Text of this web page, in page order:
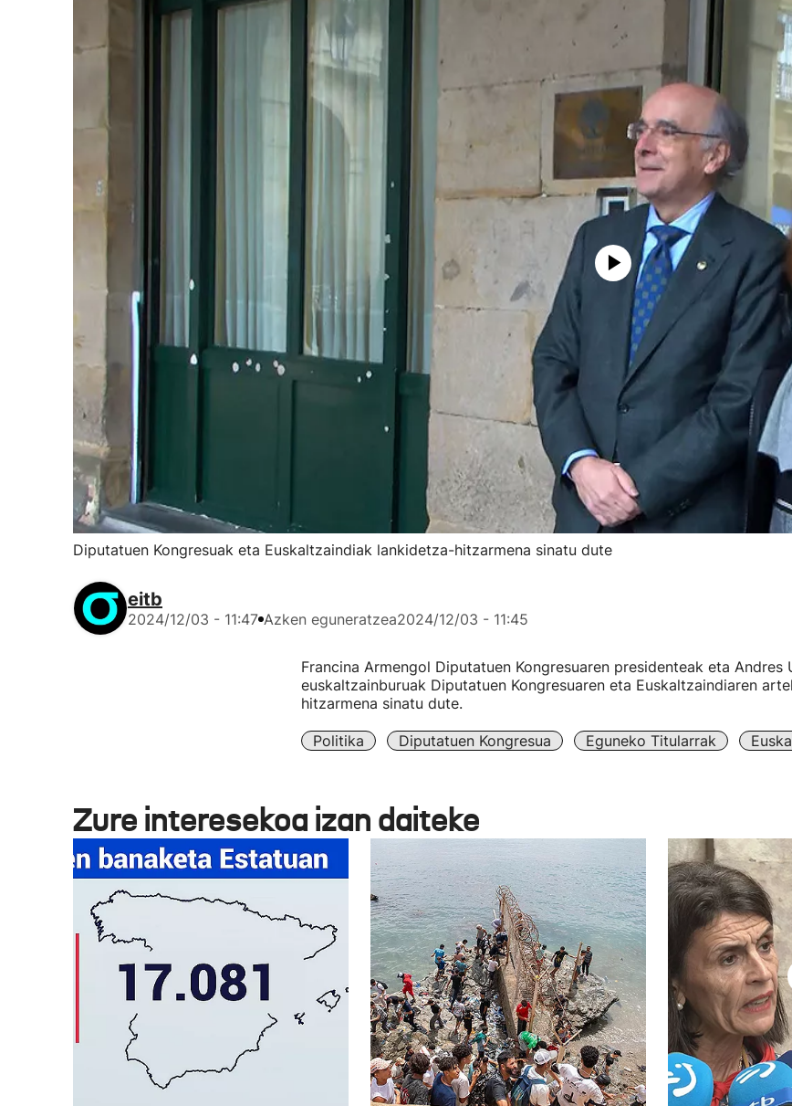
Diputatuen Kongresuak eta Euskaltzaindiak lankidetza-hitzarmena sinatu dute
eitb
2024/12/03 - 11:47 Azken eguneratzea2024/12/03 - 11:45
Francina Armengol Diputatuen Kongresuaren presidenteak eta Andres
euskaltzainburuak Diputatuen Kongresuaren eta Euskaltzaindiaren
hitzarmena sinatu dute.
Politika Diputatuen Kongresua Eguneko Titularrak
Zure interesekoa izan daiteke